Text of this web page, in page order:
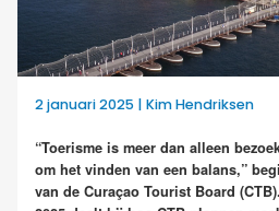
2 januari 2025 | Kim Hendriksen
“Toerisme is meer dan alleen
om het vinden van een balans,”
van de Curaçao Tourist Board